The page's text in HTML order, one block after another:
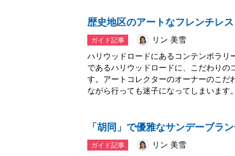
歴史地区のアートなフレンチレ
ガイド記事
リン 美雪
ハリウッドロードにあるコンテンポラリ
であるハリウッドロードに、こだわりの
す。アートコレクターのオーナーのこだ
ながら行っても迷子になってしまいます
「胡同」で優雅なサンデーブラ
ガイド記事
リン 美雪